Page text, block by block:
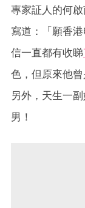
專家証人的何
寫道：「願香
信一直都有收睇
色，但原來他
另外，天生一
男！